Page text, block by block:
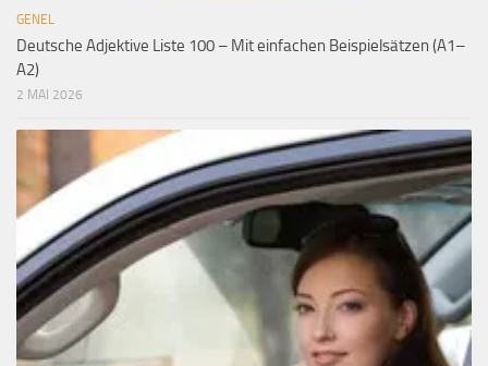
GENEL
Deutsche Adjektive Liste 100 – Mit einfachen Beispielsätzen (A1–
A2)
2 MAI 2026